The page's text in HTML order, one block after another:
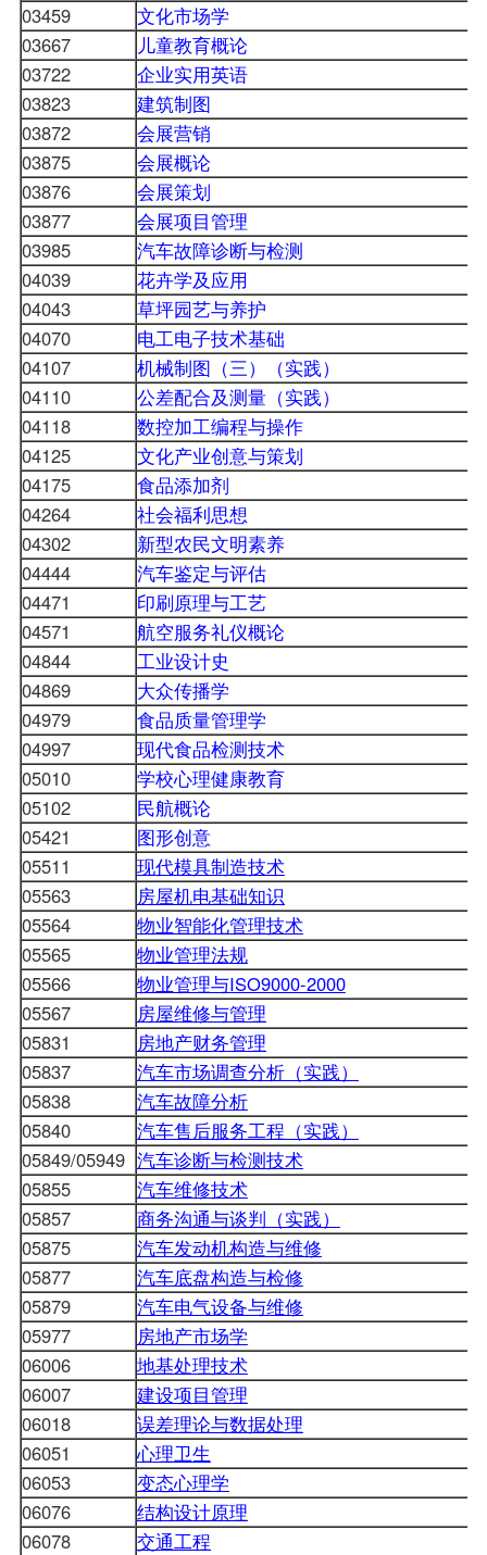
03459
文化市场学
03667
儿童教育概论
03722
企业实用英语
03823
建筑制图
03872
会展营销
03875
会展概论
03876
会展策划
03877
会展项目管理
03985
汽车故障诊断与检测
04039
花卉学及应用
04043
草坪园艺与养护
04070
电工电子技术基础
04107
机械制图（三）（实践）
04110
公差配合及测量（实践）
04118
数控加工编程与操作
04125
文化产业创意与策划
04175
食品添加剂
04264
社会福利思想
04302
新型农民文明素养
04444
汽车鉴定与评估
04471
印刷原理与工艺
04571
航空服务礼仪概论
04844
工业设计史
04869
大众传播学
04979
食品质量管理学
04997
现代食品检测技术
05010
学校心理健康教育
05102
民航概论
05421
图形创意
05511
现代模具制造技术
05563
房屋机电基础知识
05564
物业智能化管理技术
05565
物业管理法规
05566
物业管理与ISO9000-2000
05567
房屋维修与管理
05831
房地产财务管理
05837
汽车市场调查分析（实践）
05838
汽车故障分析
05840
汽车售后服务工程（实践）
05849/05949 汽车诊断与检测技术
05855
汽车维修技术
05857
商务沟通与谈判（实践）
05875
汽车发动机构造与维修
05877
汽车底盘构造与检修
05879
汽车电气设备与维修
05977
房地产市场学
06006
地基处理技术
06007
建设项目管理
06018
误差理论与数据处理
06051
心理卫生
06053
变态心理学
06076
结构设计原理
06078
交通工程